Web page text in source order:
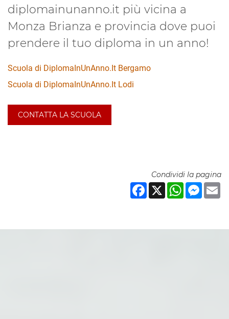
diplomainunanno.it più vicina a
Monza Brianza e provincia dove puoi
prendere il tuo diploma in un anno!
Scuola di DiplomaInUnAnno.It Bergamo
Scuola di DiplomaInUnAnno.It Lodi
CONTATTA LA SCUOLA
Condividi la pagina
Facebook
X WhatsApp